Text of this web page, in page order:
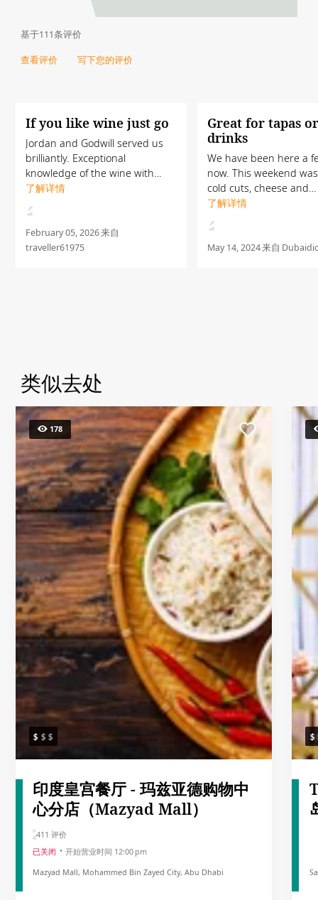
基于111条评价
查看评价 写下您的评价
If you like wine just go
Jordan and Godwill served us
brilliantly. Exceptional
knowledge of the wine with
cheese, olives and snacks.
Hidden Cigar bar which I will try
again another night.
Comfortable seating and a
lovely am...
了解详情
February 05, 2026来自
traveller61975
Great for tapas
drinks
We have been here a
now. This weekend
cold cuts, cheese and
bruschetta, but it is
spot for a nightcap. Friendly
and knowledgeable
food and wine; Small
了解详情
May 14, 2024来自
类似去处
178
印度皇宫餐厅 - 玛兹亚德购物中
心分店（Mazyad Mall）
411 评价
已关闭
开始营业时间 12:00 pm
Mazyad Mall, Mohammed Bin Zayed City, Abu Dhabi